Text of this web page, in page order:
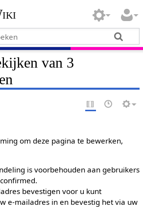
van 3
om deze pagina te bewerken,
is voorbehouden aan gebruikers
bevestigen voor u kunt
e-mailadres in en bevestig het via uw